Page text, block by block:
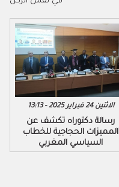
الاثنين 24 فبراير 2025 - 13:13
رسالة دكتوراه تكشف عن
المميزات الحجاجية للخطاب
السياسي المغربي